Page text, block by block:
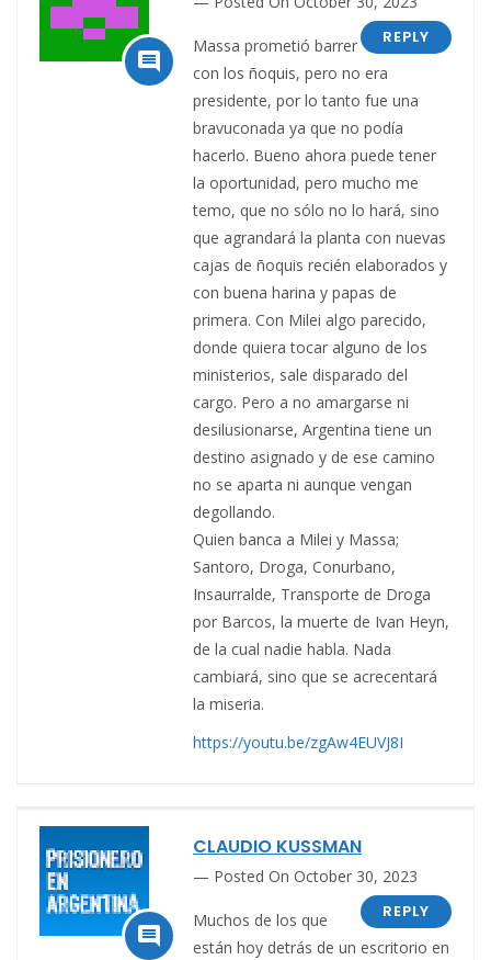

REPLY
Massa prometió barrer
con los ñoquis, pero no era
presidente, por lo tanto fue una
bravuconada ya que no podía
hacerlo. Bueno ahora puede tener
la oportunidad, pero mucho me
temo, que no sólo no lo hará, sino
que agrandará la planta con nuevas
cajas de ñoquis recién elaborados y
con buena harina y papas de
primera. Con Milei algo parecido,
donde quiera tocar alguno de los
ministerios, sale disparado del
cargo. Pero a no amargarse ni
desilusionarse, Argentina tiene un
destino asignado y de ese camino
no se aparta ni aunque vengan
degollando.
Quien banca a Milei y Massa;
Santoro, Droga, Conurbano,
Insaurralde, Transporte de Droga
por Barcos, la muerte de Ivan Heyn,
de la cual nadie habla. Nada
cambiará, sino que se acrecentará
la miseria.
https://youtu.be/zgAw4EUVJ8I

CLAUDIO KUSSMAN
Posted On October 30, 2023
REPLY
Muchos de los que
están hoy detrás de un escritorio en